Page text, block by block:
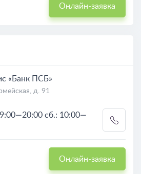
Онлайн-заявка
«Банк ПСБ»
д. 91
сб.: 10:00—
Онлайн-заявка